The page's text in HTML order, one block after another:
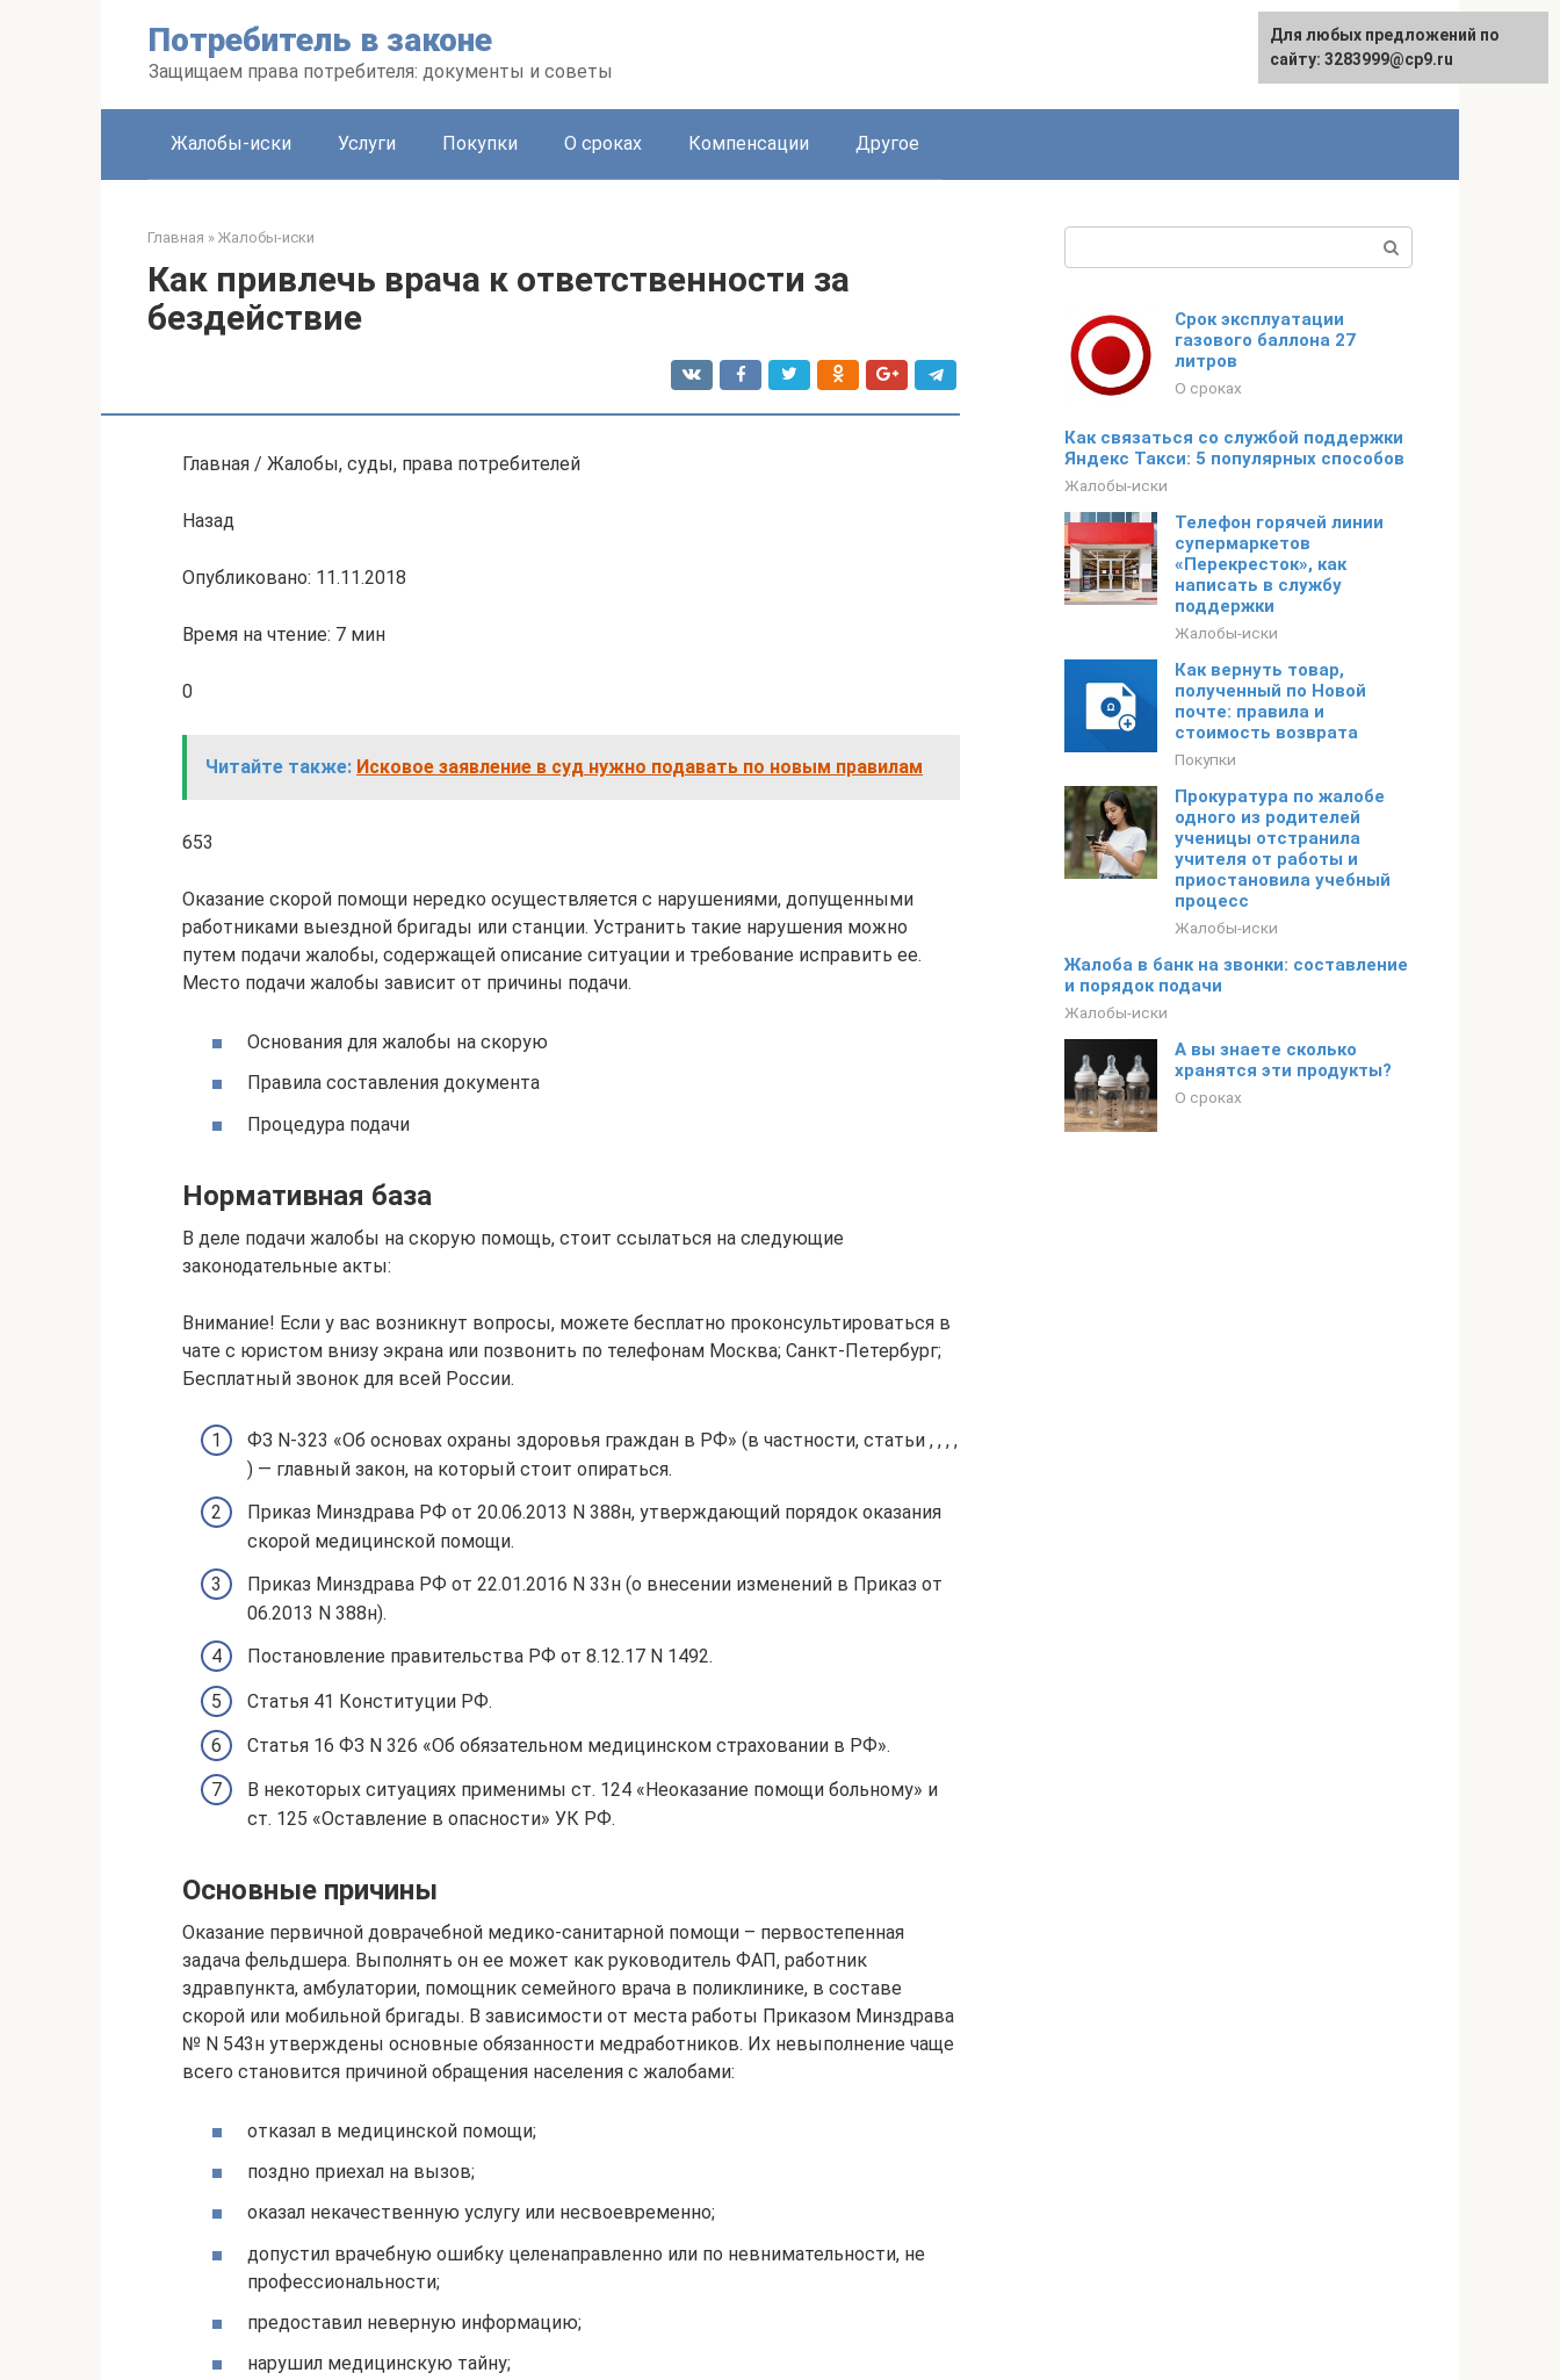
Потребитель в законе
Защищаем права потребителя: документы и советы
Жалобы-иски Услуги Покупки О сроках Компенсации Другое
Главная » Жалобы-иски
Как привлечь врача к ответственности за
бездействие
Главная / Жалобы, суды, права потребителей
Назад
Опубликовано: 11.11.2018
Время на чтение: 7 мин
0
Читайте также: Исковое заявление в суд нужно подавать по новым правилам
653
Оказание скорой помощи нередко осуществляется с нарушениями, допущенными
работниками выездной бригады или станции. Устранить такие нарушения можно
путем подачи жалобы, содержащей описание ситуации и требование исправить ее.
Место подачи жалобы зависит от причины подачи.
Основания для жалобы на скорую
Правила составления документа
Процедура подачи
Нормативная база
В деле подачи жалобы на скорую помощь, стоит ссылаться на следующие
законодательные акты:
Внимание! Если у вас возникнут вопросы, можете бесплатно проконсультироваться в
чате с юристом внизу экрана или позвонить по телефонам Москва; Санкт-Петербург;
Бесплатный звонок для всей России.
ФЗ N-323 «Об основах охраны здоровья граждан в РФ» (в частности, статьи , , , ,
) — главный закон, на который стоит опираться.
Приказ Минздрава РФ от 20.06.2013 N 388н, утверждающий порядок оказания
скорой медицинской помощи.
Приказ Минздрава РФ от 22.01.2016 N 33н (о внесении изменений в Приказ от
06.2013 N 388н).
Постановление правительства РФ от 8.12.17 N 1492.
Статья 41 Конституции РФ.
Статья 16 ФЗ N 326 «Об обязательном медицинском страховании в РФ».
В некоторых ситуациях применимы ст. 124 «Неоказание помощи больному» и
ст. 125 «Оставление в опасности» УК РФ.
Основные причины
Оказание первичной доврачебной медико-санитарной помощи – первостепенная
задача фельдшера. Выполнять он ее может как руководитель ФАП, работник
здравпункта, амбулатории, помощник семейного врача в поликлинике, в составе
скорой или мобильной бригады. В зависимости от места работы Приказом Минздрава
№ N 543н утверждены основные обязанности медработников. Их невыполнение чаще
всего становится причиной обращения населения с жалобами:
отказал в медицинской помощи;
поздно приехал на вызов;
оказал некачественную услугу или несвоевременно;
допустил врачебную ошибку целенаправленно или по невнимательности, не
профессиональности;
предоставил неверную информацию;
нарушил медицинскую тайну;
Срок эксплуатации
газового баллона 27
литров
О сроках
Как связаться со службой поддержки
Яндекс Такси: 5 популярных способов
Жалобы-иски
Телефон горячей линии
супермаркетов
«Перекресток», как
написать в службу
поддержки
Жалобы-иски
Как вернуть товар,
полученный по Новой
почте: правила и
стоимость возврата
Покупки
Прокуратура по жалобе
одного из родителей
ученицы отстранила
учителя от работы и
приостановила учебный
процесс
Жалобы-иски
Жалоба в банк на звонки: составление
и порядок подачи
Жалобы-иски
А вы знаете сколько
хранятся эти продукты?
О сроках
Для любых предложений по
сайту: 3283999@cp9.ru